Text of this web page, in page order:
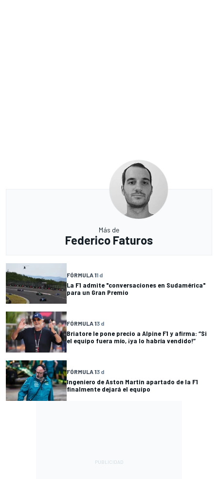
Más de
Federico Faturos
FÓRMULA 11 d
La F1 admite "conversaciones en Sudamérica"
para un Gran Premio
FÓRMULA 13 d
Briatore le pone precio a Alpine F1 y afirma: “Si
el equipo fuera mío, ¡ya lo habría vendido!”
FÓRMULA 13 d
Ingeniero de Aston Martin apartado de la F1
finalmente dejará el equipo